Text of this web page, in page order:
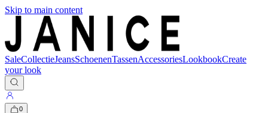
Skip to main content
SaleCollectieJeansSchoenenTassenAccessoriesLookbookCreate
your look
0